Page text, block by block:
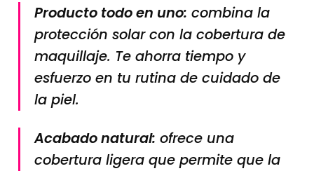
Producto todo en uno: combina la
protección solar con la cobertura de
maquillaje. Te ahorra tiempo y
esfuerzo en tu rutina de cuidado de
la piel.
Acabado natural: ofrece una
cobertura ligera que permite que la